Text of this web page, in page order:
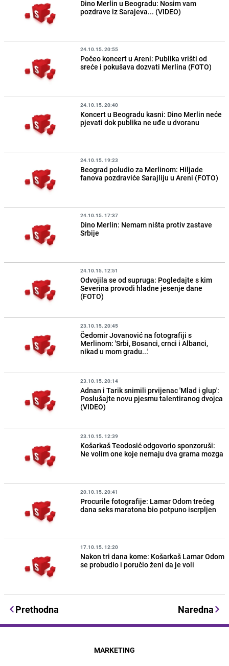
Dino Merlin u Beogradu: Nosim vam
pozdrave iz Sarajeva... (VIDEO)
24.10.15. 20:55
Počeo koncert u Areni: Publika vrišti od
sreće i pokušava dozvati Merlina (FOTO)
24.10.15. 20:40
Koncert u Beogradu kasni: Dino Merlin neće
pjevati dok publika ne uđe u dvoranu
24.10.15. 19:23
Beograd poludio za Merlinom: Hiljade
fanova pozdraviće Sarajliju u Areni (FOTO)
24.10.15. 17:37
Dino Merlin: Nemam ništa protiv zastave
Srbije
24.10.15. 12:51
Odvojila se od supruga: Pogledajte s kim
Severina provodi hladne jesenje dane
(FOTO)
23.10.15. 20:45
Čedomir Jovanović na fotografiji s
Merlinom: 'Srbi, Bosanci, crnci i Albanci,
nikad u mom gradu...'
23.10.15. 20:14
Adnan i Tarik snimili prvijenac 'Mlad i glup':
Poslušajte novu pjesmu talentiranog dvojca
(VIDEO)
23.10.15. 12:39
Košarkaš Teodosić odgovorio sponzoruši:
Ne volim one koje nemaju dva grama mozga
20.10.15. 20:41
Procurile fotografije: Lamar Odom trećeg
dana seks maratona bio potpuno iscrpljen
17.10.15. 12:20
Nakon tri dana kome: Košarkaš Lamar Odom
se probudio i poručio ženi da je voli
Prethodna Naredna
MARKETING